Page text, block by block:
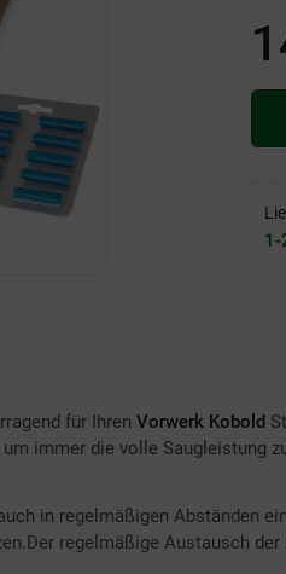
1-
für Ihren Vorwerk Kobold
immer die volle Saugleistung
in regelmäßigen Abständen
regelmäßige Austausch